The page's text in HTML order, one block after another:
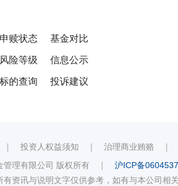
赎状态
险等级
的查询
基金对比
信息公示
投诉建议
｜ 投资人权益须知 ｜ 治理商业贿赂
管理有限公司 版权所有 ｜ 沪ICP备
有资讯与说明文字仅供参考，如有与本公司相